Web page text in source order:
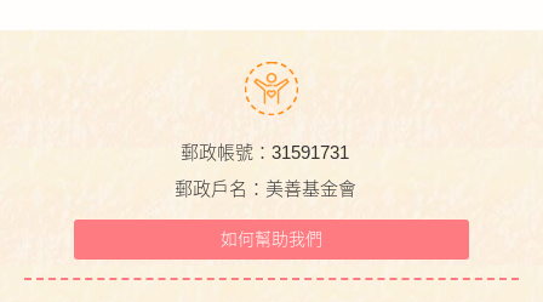
郵政帳號：31591731
郵政戶名：美善基金會
如何幫助我們